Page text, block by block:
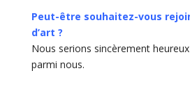
Peut-être souhaitez-vous
d’art ?
Nous serions sincèrement
parmi nous.